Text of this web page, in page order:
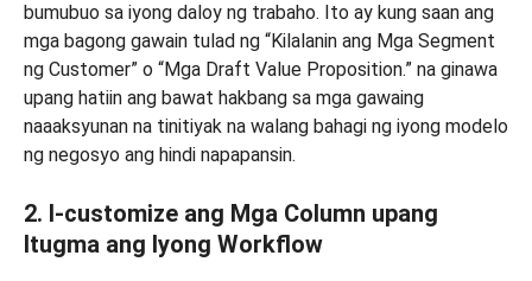
bumubuo sa iyong daloy ng trabaho. Ito ay kung saan ang
mga bagong gawain tulad ng “Kilalanin ang Mga Segment
ng Customer” o “Mga Draft Value Proposition.” na ginawa
upang hatiin ang bawat hakbang sa mga gawaing
naaaksyunan na tinitiyak na walang bahagi ng iyong modelo
ng negosyo ang hindi napapansin.
2. I-customize ang Mga Column upang
Itugma ang Iyong Workflow